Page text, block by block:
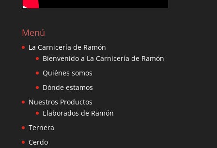
Menú
La Carnicería de Ramón
Bienvenido a La Carnicería de Ramón
Quiénes somos
Dónde estamos
Nuestros Productos
Elaborados de Ramón
Ternera
Cerdo